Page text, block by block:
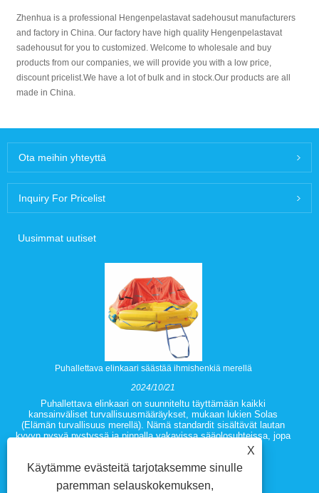
Zhenhua is a professional Hengenpelastavat sadehousut manufacturers
and factory in China. Our factory have high quality Hengenpelastavat
sadehousut for you to customized. Welcome to wholesale and buy
products from our companies, we will provide you with a low price,
discount pricelist.We have a lot of bulk and in stock.Our products are all
made in China.
Ota meihin yhteyttä
Inquiry For Pricelist
Uusimmat uutiset
Puhallettava elinkaari säästää ihmishenkiä merellä
2024/10/21
Puhallettava elinkaari on suunniteltu täyttämään kaikki
kansainväliset turvallisuusmääräykset, mukaan lukien Solas
(Elämän turvallisuus merellä). Nämä standardit sisältävät lautan
kyvyn pysyä pystyssä ja pinnalla vakavissa sääolosuhteissa, jopa
silloin, kun ne on täynnä matkustajia ja laitteita.X
Käytämme evästeitä tarjotaksemme sinulle
paremman selauskokemuksen,